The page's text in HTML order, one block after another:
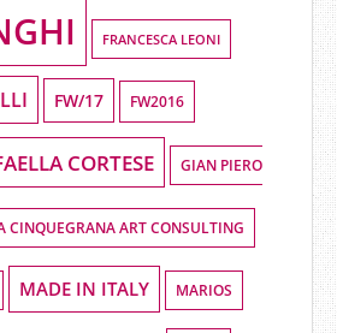
FRANCESCA LEONI
FW/17 FW2016
CORTESE GIAN PIERO
CINQUEGRANA ART CONSULTING
MADE IN ITALY MARIOS